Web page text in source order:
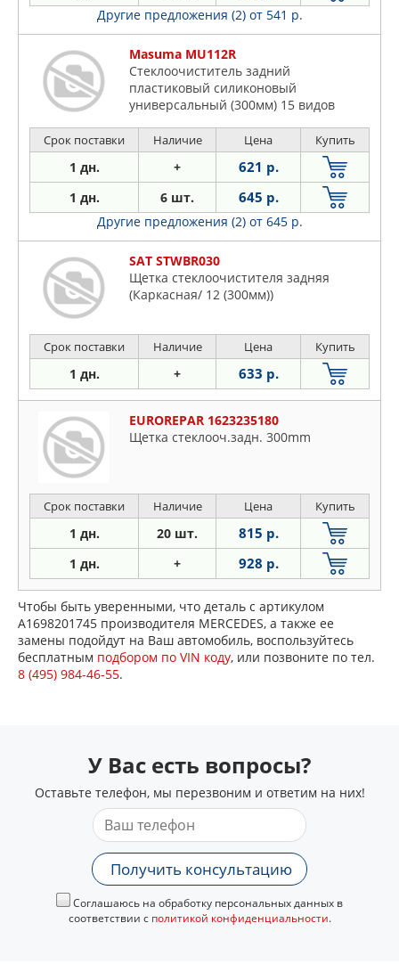
Другие предложения (2) от 541 р.
Masuma MU112R
Стеклоочиститель задний
пластиковый силиконовый
универсальный (300мм) 15 видов
Срок поставки Наличие Цена Купить
1 дн. + 621 р.
1 дн. 6 шт. 645 р.
Другие предложения (2) от 645 р.
SAT STWBR030
Щетка стеклоочистителя задняя
(Каркасная/ 12 (300мм))
Срок поставки Наличие Цена Купить
1 дн. + 633 р.
EUROREPAR 1623235180
Щетка стеклооч.задн. 300mm
Срок поставки Наличие Цена Купить
1 дн. 20 шт. 815 р.
1 дн. + 928 р.
Чтобы быть уверенными, что деталь с артикулом
A1698201745 производителя MERCEDES, а также ее
замены подойдут на Ваш автомобиль, воспользуйтесь
бесплатным подбором по VIN коду, или позвоните по тел.
8 (495) 984-46-55.
У Вас есть вопросы?
Оставьте телефон, мы перезвоним и ответим на них!
Получить консультацию
Соглашаюсь на обработку персональных данных в
соответствии с политикой конфиденциальности.